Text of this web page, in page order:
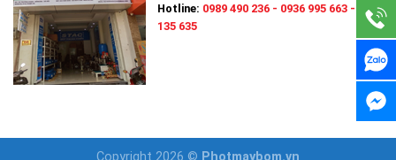
Hotline: 0989 490 236 - 0936 995 663 - 0975
135 635